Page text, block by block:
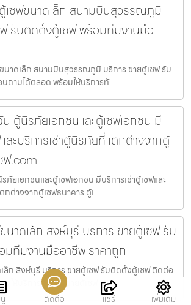
เซฟขนาดเล็ก สนามบินสุวรรณภูมิ
รับติดตั้งตู้เซฟ พร้อมทีมงานมือ
นาดเล็ก สนามบินสุวรรณภูมิ บริการ ขายตู้เซฟ รับ
ถามได้ตลอด พร้อมให้บริการทั
น ตู้นิรภัยเอกชนและตู้เซฟเอกชน มี
ละบริการเช่าตู้นิรภัยที่แตกต่างจากตู้
ฟ.com
ภัยเอกชนและตู้เซฟเอกชน มีบริการเช่าตู้เซฟและ
ต่างจากตู้เซฟธนาคาร ตู้เ
นาดเล็ก สิงห์บุรี บริการ ขายตู้เซฟ รับ
ทีมงานมืออาชีพ ราคาถูก
ล็ก สิงห์บุรี บริการ ขายตู้เซฟ รับติดตั้งตู้เซฟ ติดต่อ
ให้บริการทั่วไทย ขายตู้เซฟ
ติดต่อ แชร์ เพิ่มเติม